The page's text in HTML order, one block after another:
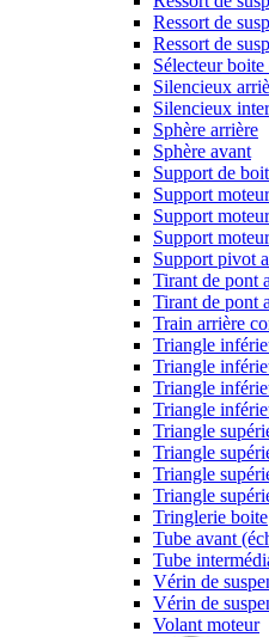
Ressort de
Ressort de
Sélecteur boite
Silencieux
Silencieux
Sphère arrière
Sphère avant
Support de
Support moteur
Support
Support
Support pivot
Tirant de pont
Tirant de pont
Train arrière
Triangle
Triangle
Triangle
Triangle
Triangle
Triangle
Triangle
Triangle
Tringlerie boite
Tube avant
Tube
Vérin de
Vérin de
Volant moteur